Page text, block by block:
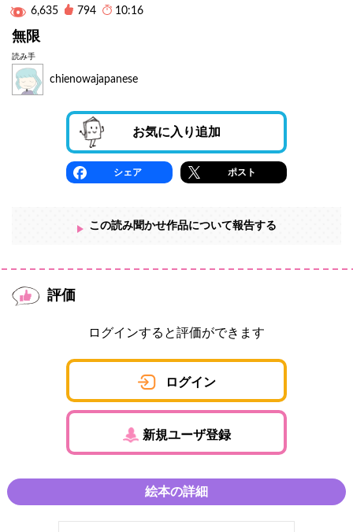
6,635
794 10:16
無限
読み手
chienowajapanese
お気に入り追加
シェア ポスト
この読み聞かせ作品について報告する
評価
ログインすると評価ができます
ログイン
新規ユーザ登録
絵本の詳細